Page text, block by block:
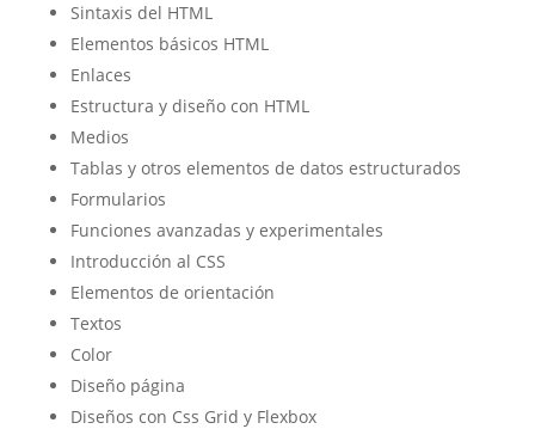
Sintaxis del HTML
Elementos básicos HTML
Enlaces
Estructura y diseño con HTML
Medios
Tablas y otros elementos de datos estructurados
Formularios
Funciones avanzadas y experimentales
Introducción al CSS
Elementos de orientación
Textos
Color
Diseño página
Diseños con Css Grid y Flexbox